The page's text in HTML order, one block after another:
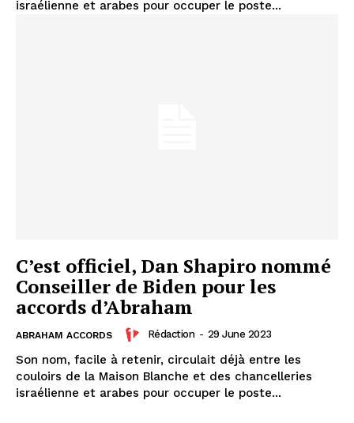
israélienne et arabes pour occuper le poste...
C’est officiel, Dan Shapiro nommé
Conseiller de Biden pour les
accords d’Abraham
ABRAHAM ACCORDS Rédaction - 29 June 2023
Son nom, facile à retenir, circulait déjà entre les
couloirs de la Maison Blanche et des chancelleries
israélienne et arabes pour occuper le poste...